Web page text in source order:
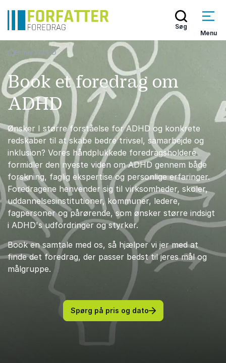
Søg
Menu
Tilbage til forsiden
Emner ADHD
Book et foredrag om
ADHD
Ønsker I større forståelse for ADHD og konkrete
redskaber til at skabe bedre trivsel, samarbejde og
inklusion? Vores håndplukkede foredragsholdere
formidler den nyeste viden om ADHD gennem både
forskning, faglig ekspertise og personlige erfaringer.
Foredragene henvender sig til virksomheder, skoler,
uddannelsesinstitutioner, kommuner, ledere,
fagpersoner og pårørende, som ønsker større indsigt
i ADHD's udfordringer og styrker.
Book en samtale med os, så hjælper vi jer med at
finde det foredrag, der passer bedst til jeres mål og
målgruppe.
Spørg på pris og dato